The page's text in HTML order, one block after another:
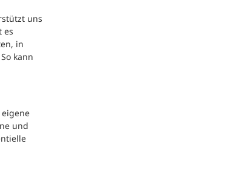
uns
es
in
kann
und